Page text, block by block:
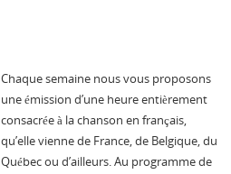
Chaque semaine nous vous proposons
une émission d’une heure entièrement
consacrée à la chanson en français,
qu’elle vienne de France, de Belgique, du
Québec ou d’ailleurs. Au programme de